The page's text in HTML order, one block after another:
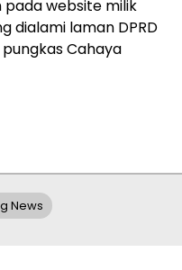
website milik
dialami laman DPRD
pungkas Cahaya
News